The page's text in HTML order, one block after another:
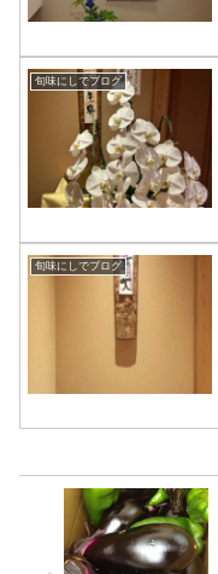
旬味にしでブログ
旬味にしでブログ